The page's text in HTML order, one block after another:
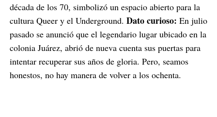
década de los 70, simbolizó un espacio abierto para la
cultura Queer y el Underground. Dato curioso: En julio
pasado se anunció que el legendario lugar ubicado en la
colonia Juárez, abrió de nueva cuenta sus puertas para
intentar recuperar sus años de gloria. Pero, seamos
honestos, no hay manera de volver a los ochenta.